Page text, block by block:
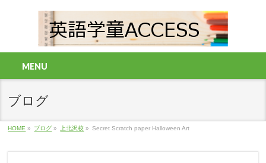
MENU
ブログ
HOME » ブログ » 上北沢校 » Secret Scratch paper Halloween Art